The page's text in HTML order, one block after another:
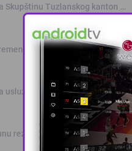
Skupštinu Tuzlanskog kanton …
Sutra pljuskovi i grmljav …
usluzi građanima
rezervne liste kvalifikovanih …